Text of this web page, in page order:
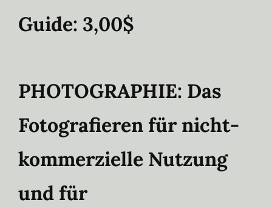
Guide: 3,00$
PHOTOGRAPHIE: Das
Fotografieren für nicht-
kommerzielle Nutzung
und für